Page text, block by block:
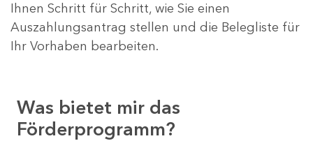
Ihnen Schritt für Schritt, wie Sie einen
Auszahlungsantrag stellen und die Belegliste für
Ihr Vorhaben bearbeiten.
Was bietet mir das
Förderprogramm?